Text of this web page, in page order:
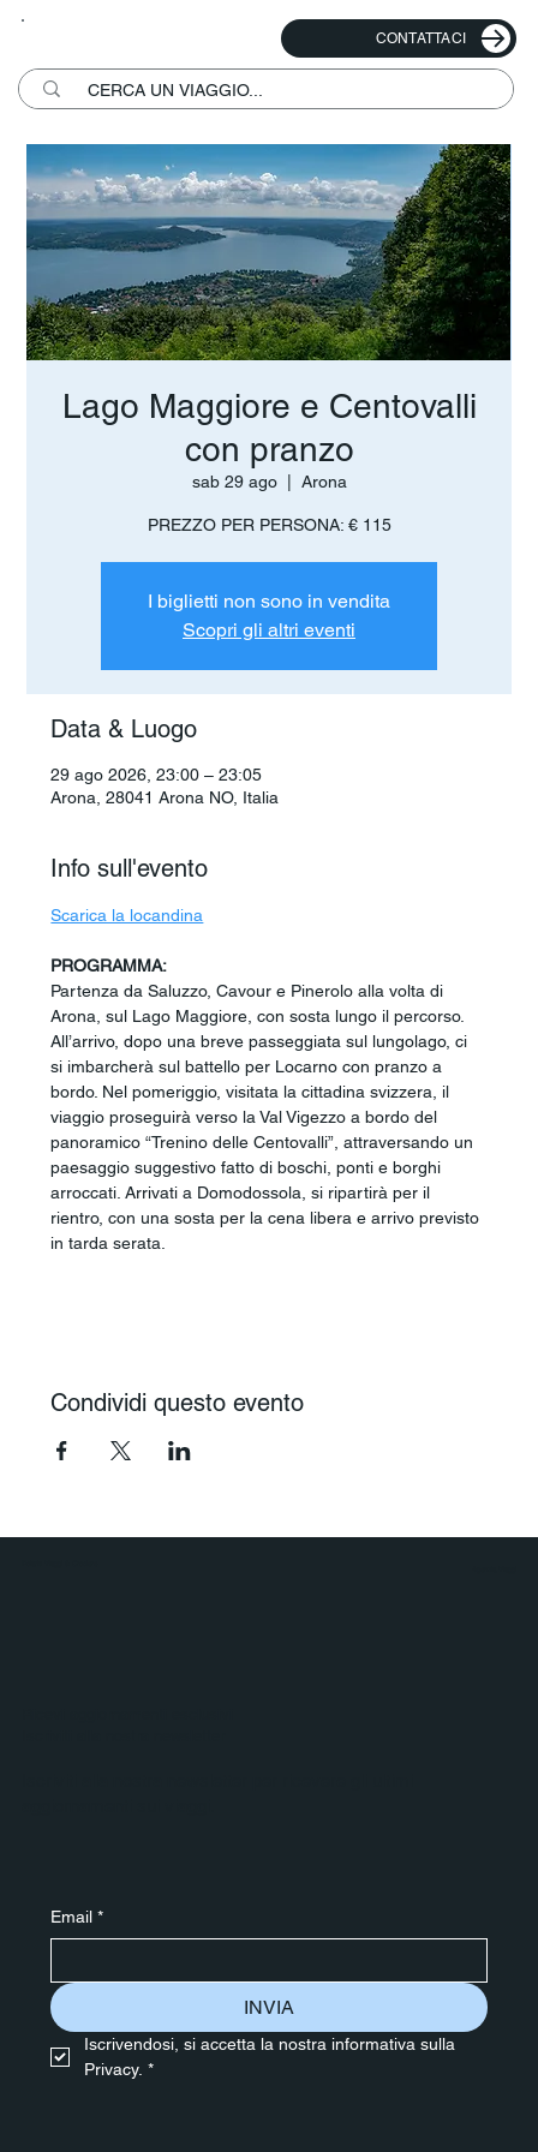
CONTATTACI
Lago Maggiore e Centovalli
con pranzo
sab 29 ago
  |
Arona
PREZZO PER PERSONA: € 115
I biglietti non sono in vendita
Scopri gli altri eventi
Data & Luogo
29 ago 2026, 23:00 – 23:05
Arona, 28041 Arona NO, Italia
Info sull'evento
Scarica la locandina
PROGRAMMA:
Partenza da Saluzzo, Cavour e Pinerolo alla volta di
Arona, sul Lago Maggiore, con sosta lungo il percorso.
All’arrivo, dopo una breve passeggiata sul lungolago, ci
si imbarcherà sul battello per Locarno con pranzo a
bordo. Nel pomeriggio, visitata la cittadina svizzera, il
viaggio proseguirà verso la Val Vigezzo a bordo del
panoramico “Trenino delle Centovalli”, attraversando un
paesaggio suggestivo fatto di boschi, ponti e borghi
arroccati. Arrivati a Domodossola, si ripartirà per il
rientro, con una sosta per la cena libera e arrivo previsto
in tarda serata.
Condividi questo evento
Email *
INVIA
Iscrivendosi, si accetta la nostra informativa sulla
Privacy. *